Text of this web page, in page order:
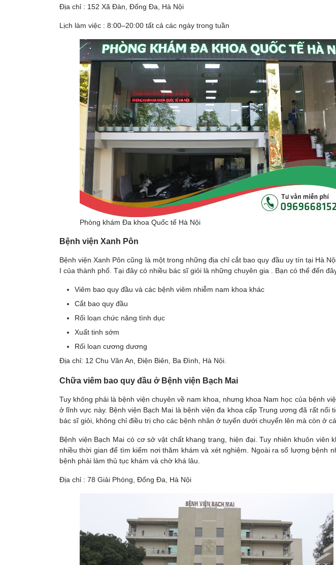
Địa chỉ : 152 Xã Đàn, Đống Đa, Hà Nội
Lịch làm việc : 8:00–20:00 tất cả các ngày trong tuần
Phòng khám Đa khoa Quốc tế Hà Nội
Bệnh viện Xanh Pôn
Bệnh viện Xanh Pôn cũng là một trong những địa chỉ cắt bao quy đầu uy tín tại Hà
I của thành phố. Tại đây có nhiều bác sĩ giỏi là những chuyên gia . Bạn có thể đến
Viêm bao quy đầu và các bệnh viêm nhiễm nam khoa khác
Cắt bao quy đầu
Rối loạn chức năng tình dục
Xuất tinh sớm
Rối loạn cương dương
Địa chỉ: 12 Chu Văn An, Điện Biên, Ba Đình, Hà Nội.
Chữa viêm bao quy đầu ở Bệnh viện Bạch Mai
Tuy không phải là bệnh viện chuyên về nam khoa, nhưng khoa Nam học của bệnh
ở lĩnh vực này. Bệnh viện Bạch Mai là bệnh viện đa khoa cấp Trung ương đã rất nổi
bác sĩ giỏi, không chỉ điều trị cho các bệnh nhân ở tuyến dưới chuyển lên mà còn ở
Bệnh viện Bạch Mai có cơ sở vật chất khang trang, hiện đại. Tuy nhiên khuôn viên
nhiều thời gian để tìm kiếm nơi thăm khám và xét nghiệm. Ngoài ra số lượng bệnh
bệnh phải làm thủ tục khám và chờ khá lâu.
Địa chỉ : 78 Giải Phóng, Đống Đa, Hà Nội